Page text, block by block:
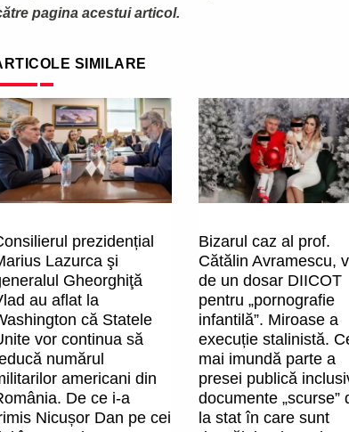
pagina acestui articol.
SIMILARE
prezidențial
Lazurca şi
Gheorghiţă
au aflat la
că Statele
vor continua să
numărul
americani din
De ce i-a
Nicușor Dan pe cei
Bizarul caz al prof.
Cătălin Avramescu,
de un dosar DIICOT
pentru „pornografie
infantilă”. Miroase a
execuție stalinistă.
mai imundă parte a
presei publică
documente „scurse”
la stat în care sunt